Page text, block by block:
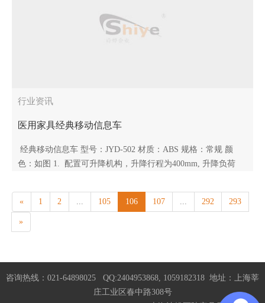
行业资讯
医用家具经典移动信息车
经典移动信息车 型号：JYD-502 材质：ABS 规格：常规 颜
色：如图 1. 配置可升降机构，升降行程为400mm, 升降负荷
« 1 2 ... 105 106 107 ... 292 293
»
咨询热线：021-64898025 QQ:2404953868, 1059182318 地址：上海莘
庄工业区春中路308号